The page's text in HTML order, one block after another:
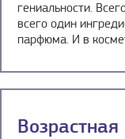
гениальности.
всего один
парфюма. И в